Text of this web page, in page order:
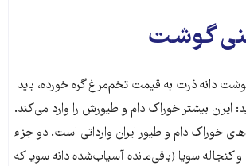
گوشت
دانه ذرت به قیمت تخم‌مرغ گره خورده، باید
ایران بیشتر خوراک دام و طیورش را وارد می‌کند.
نهاده‌های خوراک دام و طیور ایران وارداتی است. دو جزء
کنجاله سویا (باقی‌مانده آسیاب‌شده دانه سویا که